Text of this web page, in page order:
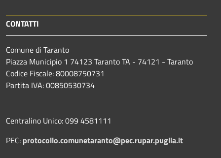
CONTATTI
Comune di Taranto
Piazza Municipio 1 74123 Taranto TA - 74121 - Taranto
Codice Fiscale: 80008750731
Partita IVA: 00850530734
Centralino Unico: 099 4581111
PEC: protocollo.comunetaranto@pec.rupar.puglia.it